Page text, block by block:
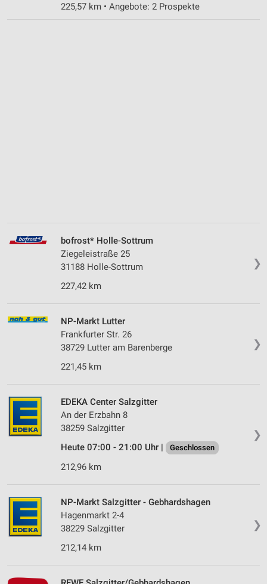
225,57 km • Angebote: 2 Prospekte
❯
bofrost* Holle-Sottrum
Ziegeleistraße 25
31188 Holle-Sottrum
227,42 km
❯
NP-Markt Lutter
Frankfurter Str. 26
38729 Lutter am Barenberge
221,45 km
❯
EDEKA Center Salzgitter
An der Erzbahn 8
38259 Salzgitter
Heute 07:00 - 21:00 Uhr |
Geschlossen
212,96 km
❯
NP-Markt Salzgitter - Gebhardshagen
Hagenmarkt 2-4
38229 Salzgitter
212,14 km